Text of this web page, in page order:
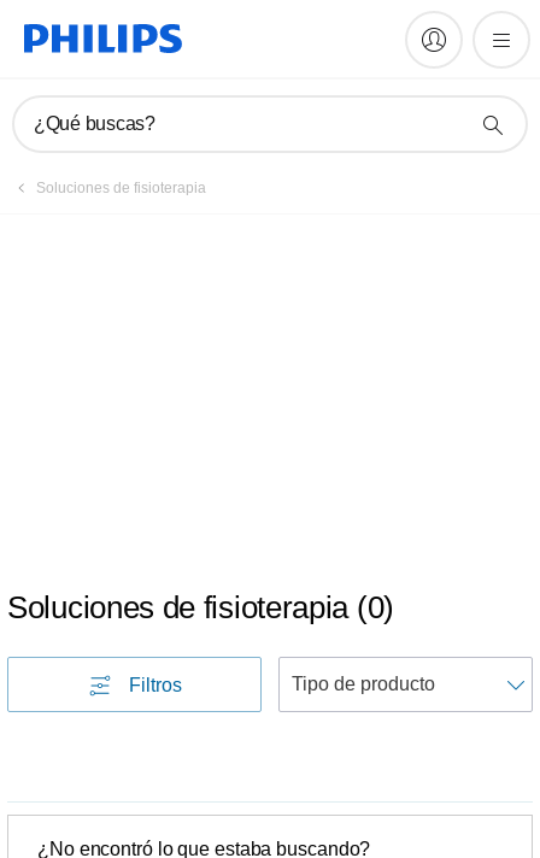
¿Qué buscas?
Soluciones de fisioterapia
Soluciones de fisioterapia (0)
Filtros
¿No encontró lo que estaba buscando?